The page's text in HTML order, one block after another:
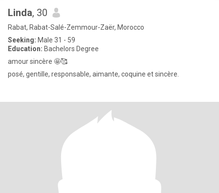
Linda, 30
Rabat, Rabat-Salé-Zemmour-Zaër, Morocco
Seeking: Male 31 - 59
Education: Bachelors Degree
amour sincère 🤩🥰
posé, gentille, responsable, aimante, coquine et sincère.